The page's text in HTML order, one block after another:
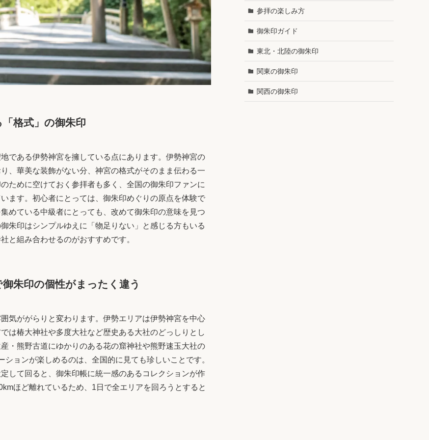
格式」の御朱印
である伊勢神宮を擁している点にあります。伊勢神宮の
、華美な装飾がない分、神宮の格式がそのまま伝わる一
ために空けておく参拝者も多く、全国の御朱印ファンに
ます。初心者にとっては、御朱印めぐりの原点を体験で
めている中級者にとっても、改めて御朱印の意味を見つ
朱印はシンプルゆえに「物足りない」と感じる方もいる
と組み合わせるのがおすすめです。
朱印の個性がまったく違う
気ががらりと変わります。伊勢エリアは伊勢神宮を中心
は椿大神社や多度大社など歴史ある大社のどっしりとし
・熊野古道にゆかりのある花の窟神社や熊野速玉大社の
ョンが楽しめるのは、全国的に見ても珍しいことです。
して回ると、御朱印帳に統一感のあるコレクションが作
ほど離れているため、1日で全エリアを回ろうとすると
参拝の楽しみ方
御朱印ガイド
東北・北陸の御朱印
関東の御朱印
関西の御朱印